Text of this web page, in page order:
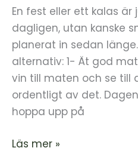
En fest eller ett kalas är
dagligen, utan kanske
planerat in sedan
alternativ: 1- Ät god
vin till maten och se till
ordentligt av det.
hoppa upp på
ska
jag
göra?
Läs mer »